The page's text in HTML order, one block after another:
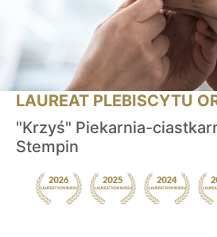
LAUREAT PLEBISCYTU
"Krzyś" Piekarnia-
Stempin